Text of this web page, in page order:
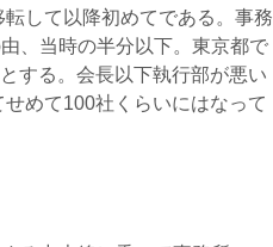
して以降初めてである。事務
、当時の半分以下。東京都で
する。会長以下執行部が悪い
めて100社くらいにはなって